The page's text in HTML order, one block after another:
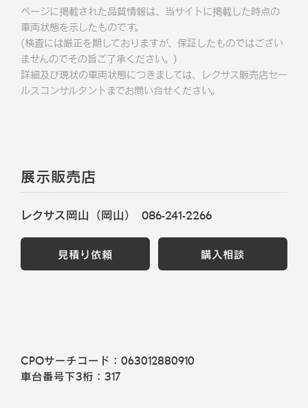
ページに掲載された品質情報は、当サイトに掲載した時点の
車両状態を示したものです。
(検査には厳正を期しておりますが、保証したものではござい
ませんのでその旨ご了承ください。)
詳細及び現状の車両状態につきましては、レクサス販売店セー
ルスコンサルタントまでお問い合せください。
展示販売店
レクサス岡山（岡山） 086-241-2266
見積り依頼 購入相談
CPOサーチコード： 063012880910
車台番号下3桁： 317